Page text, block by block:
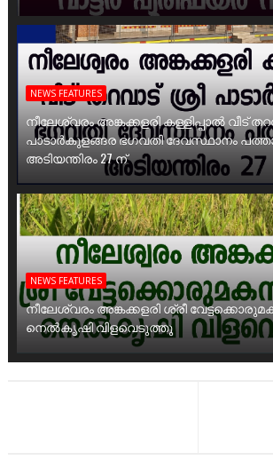
NEWS FEATURES
നീലേശ്വരം അങ്കക്കളരി കള്ളിപ്പാൽ വീട്
പാടാർകുളങ്ങര ഭഗവതി ദേവസ്ഥാനം
അടിയന്തിരം 27 ന്
NEWS FEATURES
നീലേശ്വരം അങ്കക്കളരി ശ്രീ
നെൽകൃഷി വിളവെടുത്തു